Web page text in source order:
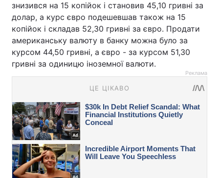
знизився на 15 копійок і становив 45,10 гривні за
долар, а курс євро подешевшав також на 15
копійок і складав 52,30 гривні за євро. Продати
американську валюту в банку можна було за
курсом 44,50 гривні, а євро - за курсом 51,30
гривні за одиницю іноземної валюти.
Реклама